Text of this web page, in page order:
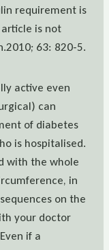
requirement is
is not
63: 820-5.
active even
can
of diabetes
is hospitalised.
with the whole
in
on the
your doctor
Even if a